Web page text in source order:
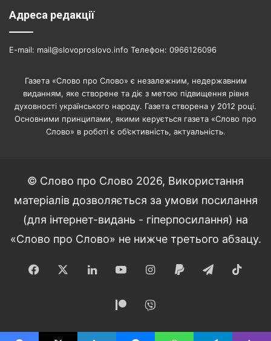
Адреса редакції
E-mail: mail@slovoproslovo.info Телефон: 0966126096
Газета «Слово про Слово» є незалежним, недержавним
виданням, яке створене та діє з метою підвищення рівня
духовності українського народу. Газета створена у 2012 році.
Основними принципами, якими керується газета «Слово про
Слово» в роботі є об’єктивність, актуальність.
© Слово про Слово 2026, Використання
матеріалів дозволяється за умови посилання
(для інтернет-видань - гіперпосилання) на
«Слово про Слово» не нижче третього абзацу.
Facebook LinkedInYouTubeInstagram
Paypal Telegram
Patreon